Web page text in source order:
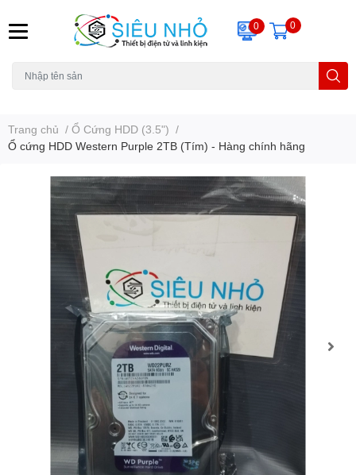
0 0
Trang chủ / Ổ Cứng HDD (3.5") /
Ổ cứng HDD Western Purple 2TB (Tím) - Hàng chính hãng